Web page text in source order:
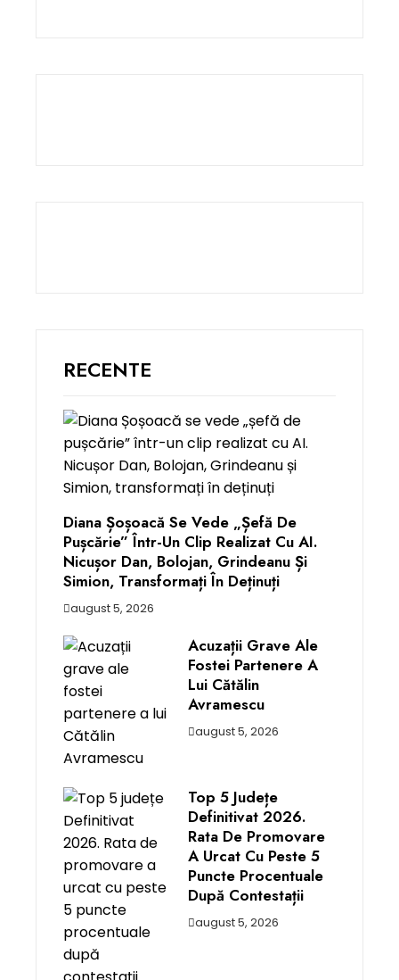
RECENTE
Diana Șoșoacă Se Vede „șefă De
Pușcărie” Într-Un Clip Realizat Cu AI.
Nicușor Dan, Bolojan, Grindeanu Și
Simion, Transformați În Deținuți
august 5, 2026
Acuzații Grave Ale
Fostei Partenere A
Lui Cătălin
Avramescu
august 5, 2026
Top 5 Județe
Definitivat 2026.
Rata De Promovare
A Urcat Cu Peste 5
Puncte Procentuale
După Contestații
august 5, 2026